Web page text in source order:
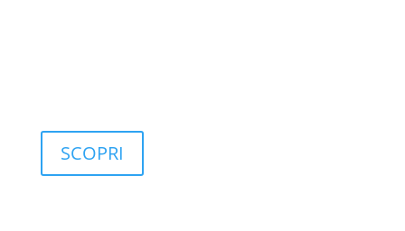
SCOPRI